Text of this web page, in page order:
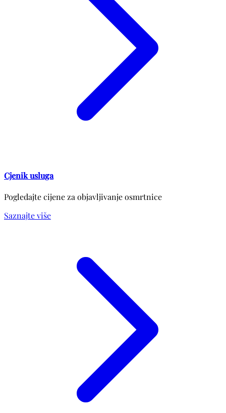
Cjenik usluga
Pogledajte cijene za objavljivanje osmrtnice
Saznajte više